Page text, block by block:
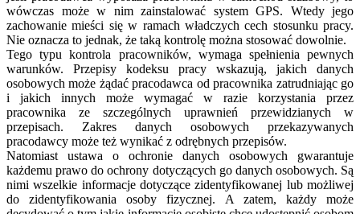
wówczas może w nim zainstalować system GPS. Wtedy jego
zachowanie mieści się w ramach władczych cech stosunku pracy.
Nie oznacza to jednak, że taką kontrolę można stosować dowolnie.
Tego typu kontrola pracowników, wymaga spełnienia pewnych
warunków. Przepisy kodeksu pracy wskazują, jakich danych
osobowych może żądać pracodawca od pracownika zatrudniając go
i jakich innych może wymagać w razie korzystania przez
pracownika ze szczególnych uprawnień przewidzianych w
przepisach. Zakres danych osobowych przekazywanych
pracodawcy może też wynikać z odrębnych przepisów.
Natomiast ustawa o ochronie danych osobowych gwarantuje
każdemu prawo do ochrony dotyczących go danych osobowych. Są
nimi wszelkie informacje dotyczące zidentyfikowanej lub możliwej
do zidentyfikowania osoby fizycznej. A zatem, każdy może